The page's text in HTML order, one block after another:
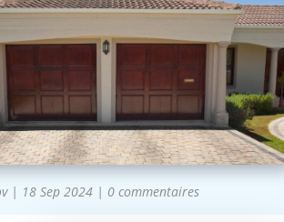
| 18 Sep 2024| 0 commentaires